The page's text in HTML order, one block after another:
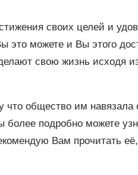
своих целей и
это можете и Вы этого
свою жизнь исходя
общество им навязала
более подробно можете
Вам прочитать